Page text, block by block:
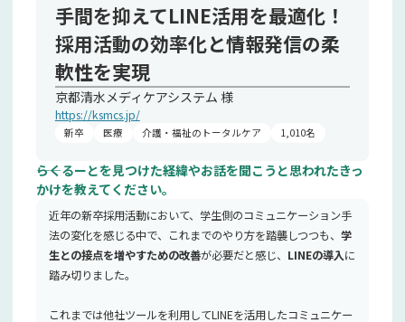
手間を抑えてLINE活用を最適化！
採用活動の効率化と情報発信の柔
軟性を実現
京都清水メディケアシステム 様
https://ksmcs.jp/
新卒 医療 介護・福祉のトータルケア 1,010名
――らくるーとを見つけた経緯やお話を聞こうと思われたきっ
かけを教えてください。
近年の新卒採用活動において、学生側のコミュニケーション手
法の変化を感じる中で、これまでのやり方を踏襲しつつも、学
生との接点を増やすための改善が必要だと感じ、 LINEの導入に
踏み切りました。
これまでは他社ツールを利用してLINEを活用したコミュニケー